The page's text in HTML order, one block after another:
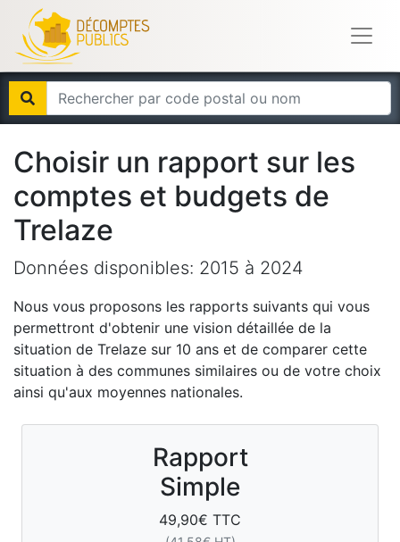
Choisir un rapport sur les
comptes et budgets de
Trelaze
Données disponibles: 2015 à 2024
Nous vous proposons les rapports suivants qui vous
permettront d'obtenir une vision détaillée de la
situation de Trelaze sur 10 ans et de comparer cette
situation à des communes similaires ou de votre choix
ainsi qu'aux moyennes nationales.
Rapport
Simple
49,90€ TTC